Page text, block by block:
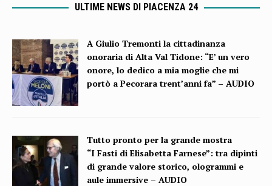
ULTIME NEWS DI PIACENZA 24
A Giulio Tremonti la cittadinanza
onoraria di Alta Val Tidone: “E’ un vero
onore, lo dedico a mia moglie che mi
portò a Pecorara trent’anni fa” – AUDIO
Tutto pronto per la grande mostra
“I Fasti di Elisabetta Farnese”: tra dipinti
di grande valore storico, ologrammi e
aule immersive – AUDIO